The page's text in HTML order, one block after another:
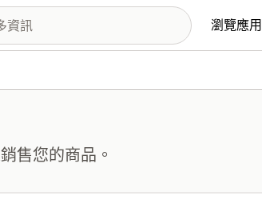
瀏覽應
售您的商品。